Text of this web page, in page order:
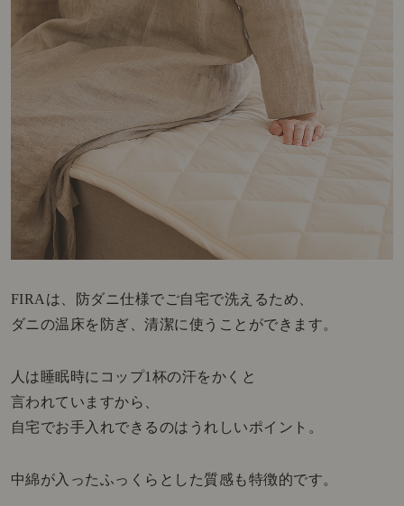
FIRAは、防ダニ仕様でご自宅で洗えるため、
ダニの温床を防ぎ、清潔に使うことができます。
人は睡眠時にコップ1杯の汗をかくと
言われていますから、
自宅でお手入れできるのはうれしいポイント。
中綿が入ったふっくらとした質感も特徴的です。